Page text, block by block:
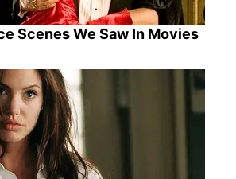
Scenes We Saw In Movies